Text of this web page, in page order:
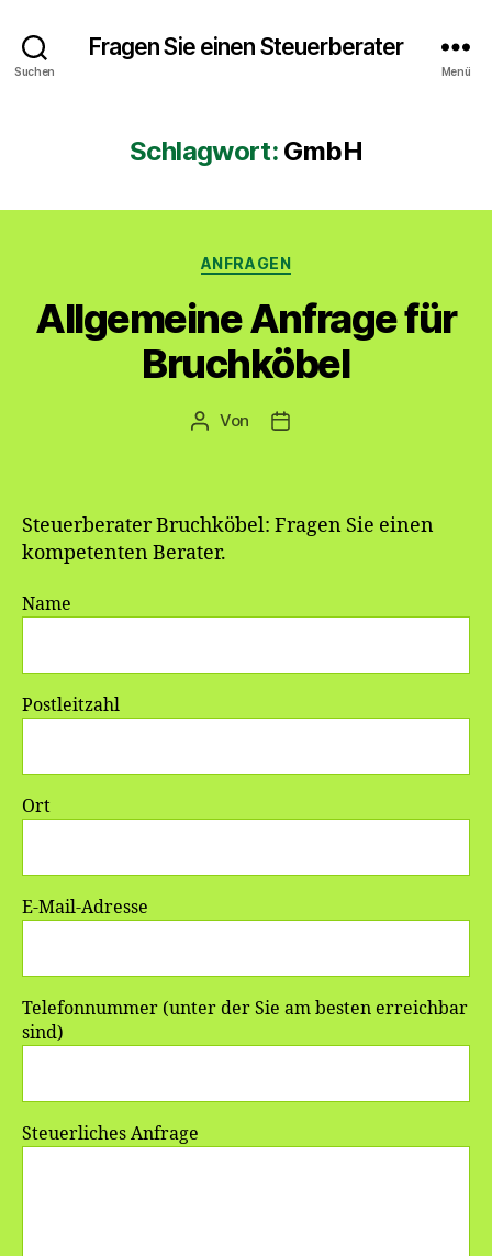
Suchen
Fragen Sie einen Steuerberater
Menü
Schlagwort: GmbH
Kategorien
ANFRAGEN
Allgemeine Anfrage für
Bruchköbel
Beitragsautor
Von Veröffentlichungsdatum
Steuerberater Bruchköbel: Fragen Sie einen
kompetenten Berater.
Name
Postleitzahl
Ort
E-Mail-Adresse
Telefonnummer (unter der Sie am besten erreichbar
sind)
Steuerliches Anfrage